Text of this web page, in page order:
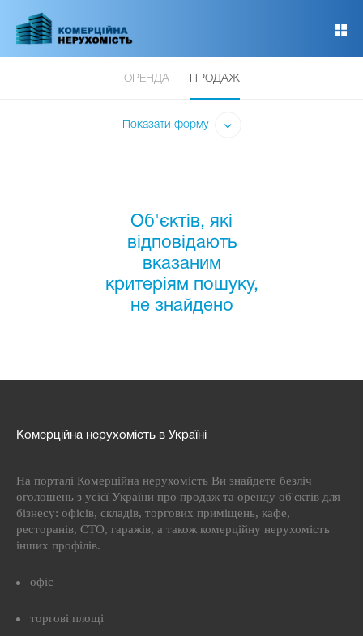
основного
ОРЕНДА ПРОДАЖ
Показати форму
Об'єктів, які
відповідають
вказаним
критеріям пошуку,
не знайдено
Комерційна нерухомість в Україні
На порталі Комерційна нерухомість Ви знайдете безліч
оголошень з усієї України про продаж та оренду об'єктів для
бізнесу: офісів, складів, торгових приміщень, кафе,
ресторанів, СТО, гаражів, а також комерційну нерухомість
інших профілів.
офіс
торгові площі